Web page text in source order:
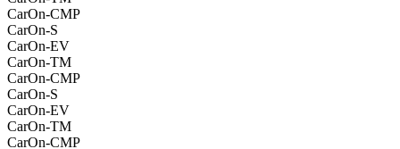
CarOn-CMP
CarOn-S
CarOn-EV
CarOn-TM
CarOn-CMP
CarOn-S
CarOn-EV
CarOn-TM
CarOn-CMP